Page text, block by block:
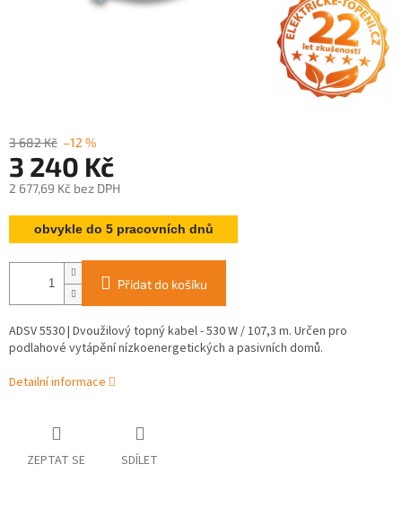
3 682 Kč –12 %
3 240 Kč
2 677,69 Kč bez DPH
Měrná
cena:obvykle do 5 pracovních dnů
Přidat do košíku
ADSV 5530 | Dvoužilový topný kabel - 530 W / 107,3 m. Určen pro
podlahové vytápění nízkoenergetických a pasivních domů.
Detailní informace
ZEPTAT SE SDÍLET